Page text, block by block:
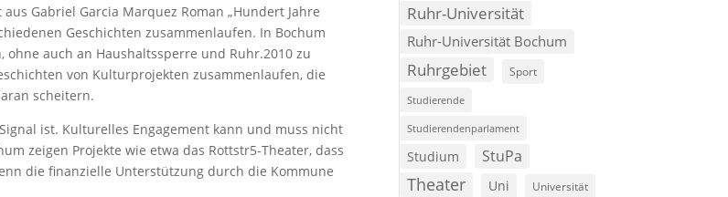
Gabriel Garcia Marquez Roman „Hundert Jahre
Geschichten zusammenlaufen. In Bochum
auch an Haushaltssperre und Ruhr.2010 zu
von Kulturprojekten zusammenlaufen, die
scheitern.
ist. Kulturelles Engagement kann und muss nicht
zeigen Projekte wie etwa das Rottstr5-Theater, dass
die finanzielle Unterstützung durch die Kommune
Ruhr-Universität
Ruhr-Universität Bochum
Ruhrgebiet Sport
Studierende
Studierendenparlament
Studium StuPa
Theater Uni Universität